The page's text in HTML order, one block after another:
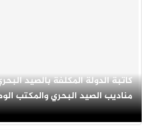
كاتبة الدولة المكلفة بالصيد
مناديب الصيد البحري والمكتب